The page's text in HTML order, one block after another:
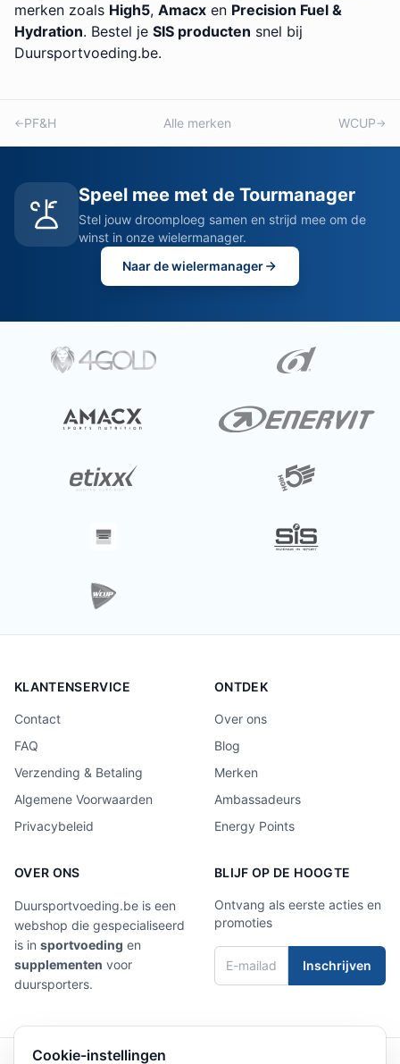
merken zoals High5, Amacx en Precision Fuel &
Hydration. Bestel je SIS producten snel bij
Duursportvoeding.be.
←PF&H Alle merken WCUP→
Speel mee met de Tourmanager
Stel jouw droomploeg samen en strijd mee om de
winst in onze wielermanager.
Naar de wielermanager
KLANTENSERVICE
Contact
FAQ
Verzending & Betaling
Algemene Voorwaarden
Privacybeleid
ONTDEK
Over ons
Blog
Merken
Ambassadeurs
Energy Points
OVER ONS
Duursportvoeding.be is een
webshop die gespecialiseerd
is in sportvoeding en
supplementen voor
duursporters.
BLIJF OP DE HOOGTE
Ontvang als eerste acties en
promoties
Inschrijven
Cookie-instellingen